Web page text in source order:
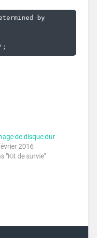
by
de disque dur
2016
"Kit de survie"